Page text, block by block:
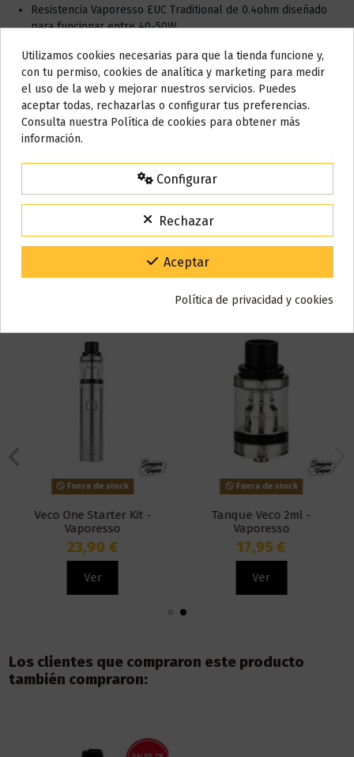
Resistencia Vaporesso EUC Traditional de 0.4ohm diseñado
para funcionar entre 40-50W
para funcionar entre 35-40W
Pack de 5 unidades
Detalles del producto
También puede que te guste
Fuera de stock
Veco One Starter Kit -
Vaporesso
23,90 €
Ver
Fuera de stock
Tanque Veco 2ml -
Vaporesso
17,95 €
Ver
Los clientes que compraron este producto
también compraron:
Do not show again.
AVISO IMPORTANTE
Nos tomamos unos días
15% de descuento
Código:VACACIONES15
Gracias por tu paciencia y por seguir confiando en nosotros.
Utilizamos cookies necesarias para que la tienda funcione y,
con tu permiso, cookies de analítica y marketing para medir
el uso de la web y mejorar nuestros servicios. Puedes
aceptar todas, rechazarlas o configurar tus preferencias.
Consulta nuestra Política de cookies para obtener más
información.
Configurar
Rechazar
Aceptar
Política de privacidad y cookies